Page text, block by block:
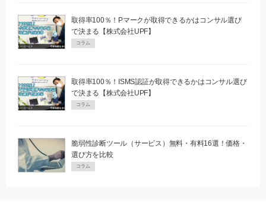
取得率100％！Pマークが取得できるかはコンサル選び
で決まる【株式会社UPF】
コラム
取得率100％！ISMS認証が取得できるかはコンサル選び
で決まる【株式会社UPF】
コラム
脆弱性診断ツール（サービス）無料・有料16選！価格・
選び方を比較
コラム